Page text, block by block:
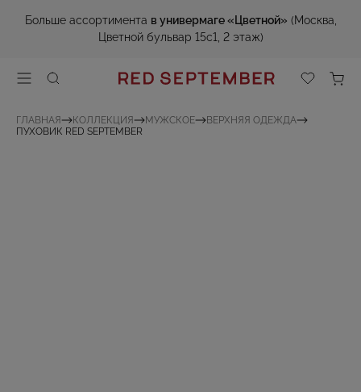
Больше ассортимента в универмаге «Цветной» (Москва,
Цветной бульвар 15с1, 2 этаж)
ГЛАВНАЯ КОЛЛЕКЦИЯ МУЖСКОЕ
ВЕРХНЯЯ ОДЕЖДА
ПУХОВИК RED SEPTEMBER